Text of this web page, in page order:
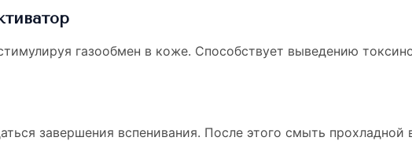
газообмен в коже. Способствует выведению
завершения вспенивания. После этого смыть прохладной